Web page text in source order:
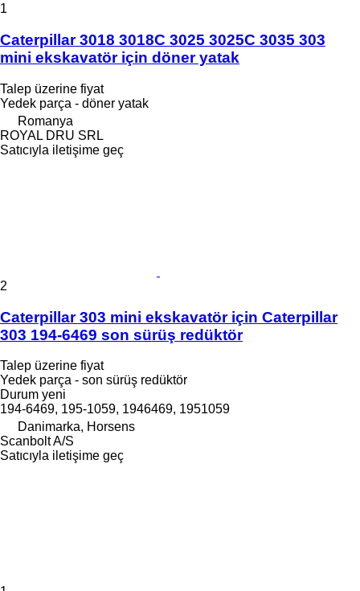
1
Caterpillar 3018 3018C 3025 3025C 3035 303
mini ekskavatör için döner yatak
Talep üzerine fiyat
Yedek parça - döner yatak
Romanya
ROYAL DRU SRL
Satıcıyla iletişime geç
2
Caterpillar 303 mini ekskavatör için Caterpillar
303 194-6469 son sürüş redüktör
Talep üzerine fiyat
Yedek parça - son sürüş redüktör
Durum yeni
194-6469, 195-1059, 1946469, 1951059
Danimarka, Horsens
Scanbolt A/S
Satıcıyla iletişime geç